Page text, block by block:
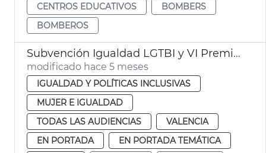
CENTROS EDUCATIVOS
BOMBERS
BOMBEROS
Subvención Igualdad LGTBI y VI Premios Igualdad València
modificado hace 5 meses
IGUALDAD Y POLÍTICAS INCLUSIVAS
MUJER E IGUALDAD
TODAS LAS AUDIENCIAS
VALENCIA
EN PORTADA
EN PORTADA TEMÁTICA